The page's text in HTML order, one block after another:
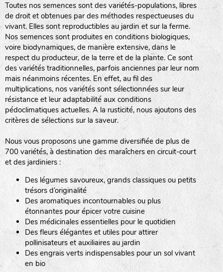
Toutes nos semences sont des variétés-populations, libres
de droit et obtenues par des méthodes respectueuses du
vivant. Elles sont reproductibles au jardin et sur la ferme.
Nos semences sont produites en conditions biologiques,
voire biodynamiques, de manière extensive, dans le
respect du producteur, de la terre et de la plante. Ce sont
des variétés traditionnelles, parfois anciennes par leur nom
mais néanmoins récentes. En effet, au fil des
multiplications, nos variétés sont sélectionnées sur leur
résistance et leur adaptabilité aux conditions
pédoclimatiques actuelles. A la rusticité, nous ajoutons des
critères de sélections sur la saveur.
Nous vous proposons une gamme diversifiée de plus de
700 variétés, à destination des maraîchers en circuit-court
et des jardiniers :
Des légumes savoureux, grands classiques ou petits
trésors d’originalité
Des aromatiques incontournables ou plus
étonnantes pour épicer votre cuisine
Des médicinales essentielles pour le quotidien
Des fleurs élégantes et utiles pour attirer
pollinisateurs et auxiliaires au jardin
Des engrais verts indispensables pour un sol vivant
en bio
haies
zone sauvage
tas de compost
fleurs
animaux domestiques